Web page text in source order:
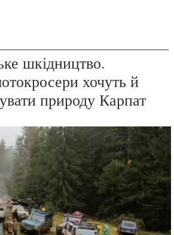
шкідництво.
хочуть й
природу Карпат